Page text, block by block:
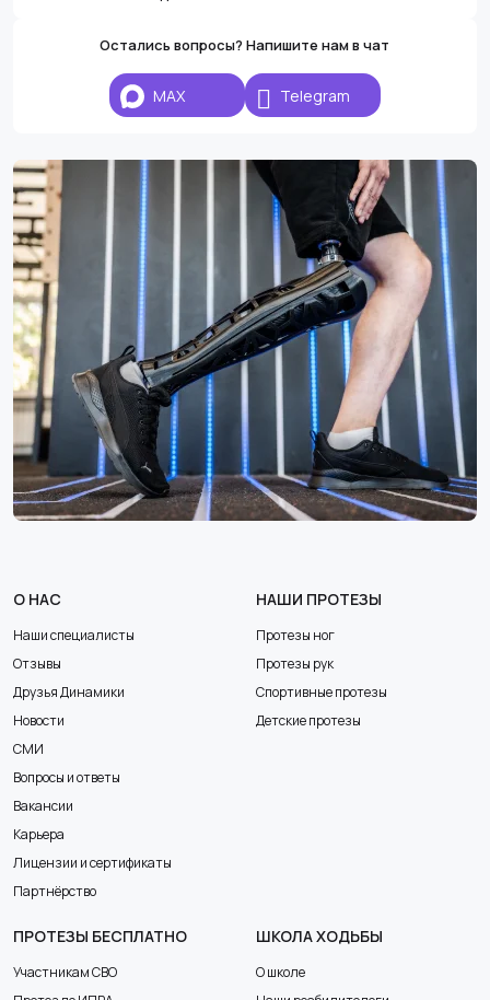
Остались вопросы? Напишите нам в чат
MAX Telegram
О НАС
Наши специалисты
Отзывы
Друзья Динамики
Новости
СМИ
Вопросы и ответы
Вакансии
Карьера
Лицензии и сертификаты
Партнёрство
НАШИ ПРОТЕЗЫ
Протезы ног
Протезы рук
Спортивные протезы
Детские протезы
ПРОТЕЗЫ БЕСПЛАТНО
Участникам СВО
ШКОЛА ХОДЬБЫ
О школе